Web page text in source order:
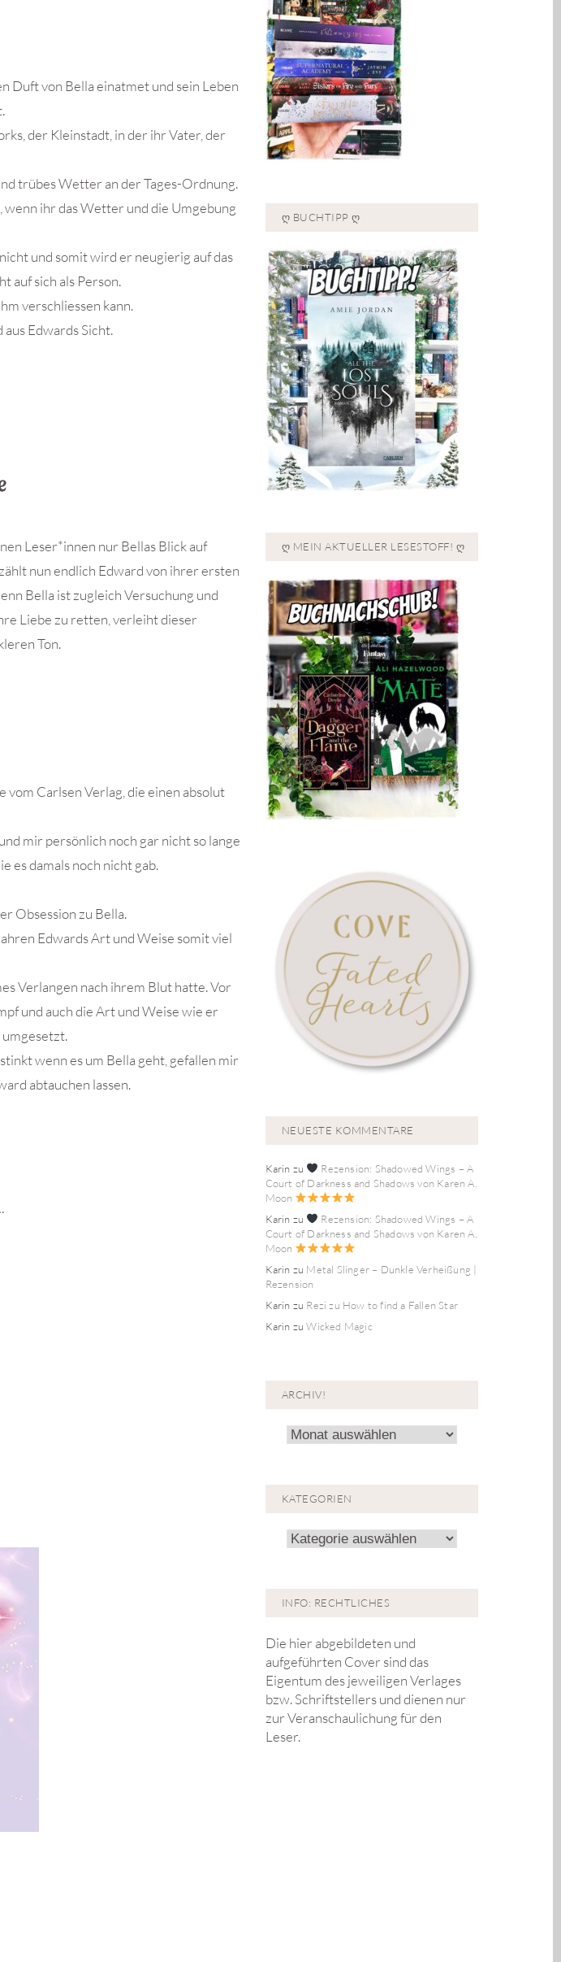
Duft von Bella einatmet und sein Leben
der Kleinstadt, in der ihr Vater, der
trübes Wetter an der Tages-Ordnung.
ihr das Wetter und die Umgebung
und somit wird er neugierig auf das
auf sich als Person.
verschliessen kann.
Edwards Sicht.
Leser*innen nur Bellas Blick auf
nun endlich Edward von ihrer ersten
Bella ist zugleich Versuchung und
Liebe zu retten, verleiht dieser
Ton.
Carlsen Verlag, die einen absolut
mir persönlich noch gar nicht so lange
es damals noch nicht gab.
Obsession zu Bella.
Edwards Art und Weise somit viel
Verlangen nach ihrem Blut hatte. Vor
und auch die Art und Weise wie er
wenn es um Bella geht, gefallen mir
abtauchen lassen.
Ღ BUCHTIPP Ღ
Ღ MEIN AKTUELLER LESESTOFF! Ღ
NEUESTE KOMMENTARE
Karin zu
Rezension: Shadowed Wings – A
Court of Darkness and Shadows von Karen A.
Moon
Karin zu
Rezension: Shadowed Wings – A
Court of Darkness and Shadows von Karen A.
Moon
Karin zu Metal Slinger – Dunkle Verheißung |
Rezension
Karin zu Rezi zu How to find a Fallen Star
Karin zuWicked Magic
ARCHIV!
Archiv!
KATEGORIEN
Kategorien
INFO: RECHTLICHES
Die hier abgebildeten und
aufgeführten Cover sind das
Eigentum des jeweiligen Verlages
bzw. Schriftstellers und dienen nur
zur Veranschaulichung für den
Leser.